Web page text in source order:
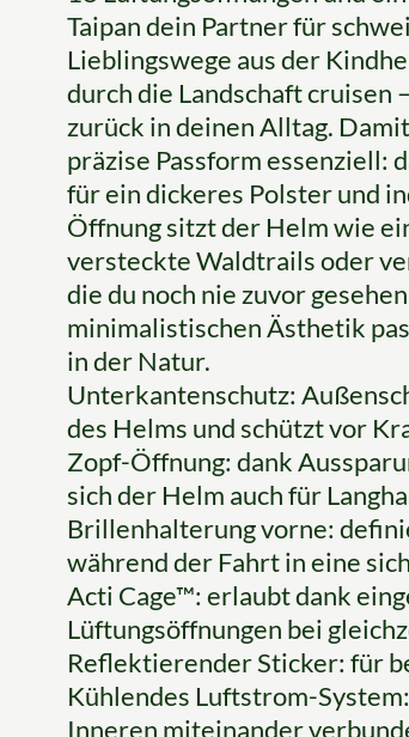
Taipan dein Partner für
Lieblingswege aus der
durch die Landschaft cruisen
zurück in deinen Alltag.
präzise Passform
für ein dickeres Polster und
Öffnung sitzt der Helm wie
versteckte Waldtrails oder
die du noch nie zuvor
minimalistischen Ästhetik
in der Natur.
Unterkantenschutz:
des Helms und schützt vor
Zopf-Öffnung: dank
sich der Helm auch für
Brillenhalterung vorne:
während der Fahrt in eine
Acti Cage™: erlaubt dank
Lüftungsöffnungen bei
Reflektierender Sticker: für
Kühlendes Luftstrom-
Inneren miteinander